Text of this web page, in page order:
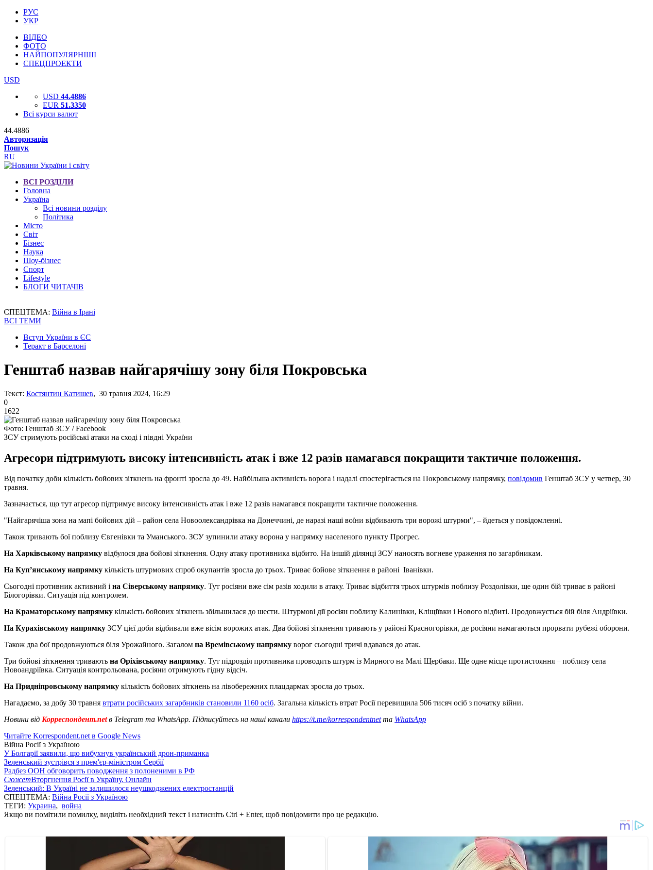
РУС
УКР
ВІДЕО
ФОТО
НАЙПОПУЛЯРНІШІ
СПЕЦПРОЕКТИ
USD
USD 44.4886
EUR 51.3350
Всі курси валют
44.4886
Авторизація
Пошук
RU
ВСІ РОЗДІЛИ
Головна
Україна
Всі новини розділу
Політика
Місто
Світ
Бізнес
Наука
Шоу-бізнес
Спорт
Lifestyle
БЛОГИ ЧИТАЧІВ
СПЕЦТЕМА: Війна в Ірані
ВСІ ТЕМИ
Вступ України в ЄС
Теракт в Барселоні
Генштаб назвав найгарячішу зону біля Покровська
Текст: Костянтин Катишев, 30 травня 2024, 16:29
0
1622
Фото: Генштаб ЗСУ / Facebook
ЗСУ стримують російські атаки на сході і півдні України
Агресори підтримують високу інтенсивність атак і вже 12 разів намагався покращити тактичне положення.
Від початку доби кількість бойових зіткнень на фронті зросла до 49. Найбільша активність ворога і надалі спостерігається на Покровському напрямку, повідомив Генштаб ЗСУ у четвер, 30
травня.
Зазначається, що тут агресор підтримує високу інтенсивність атак і вже 12 разів намагався покращити тактичне положення.
"Найгарячіша зона на мапі бойових дій – район села Новоолександрівка на Донеччині, де наразі наші воїни відбивають три ворожі штурми", – йдеться у повідомленні.
Також тривають бої поблизу Євгенівки та Уманського. ЗСУ зупинили атаку ворона у напрямку населеного пункту Прогрес.
На Харківському напрямку відбулося два бойові зіткнення. Одну атаку противника відбито. На іншій ділянці ЗСУ наносять вогневе ураження по загарбникам.
На Куп’янському напрямку кількість штурмових спроб окупантів зросла до трьох. Триває бойове зіткнення в районі Іванівки.
Сьогодні противник активний і на Сіверському напрямку. Тут росіяни вже сім разів ходили в атаку. Триває відбиття трьох штурмів поблизу Роздолівки, ще один бій триває в районі
Білогорівки. Ситуація під контролем.
На Краматорському напрямку кількість бойових зіткнень збільшилася до шести. Штурмові дії росіян поблизу Калинівки, Кліщіївки і Нового відбиті. Продовжується бій біля Андріївки.
На Курахівському напрямку ЗСУ цієї доби відбивали вже вісім ворожих атак. Два бойові зіткнення тривають у районі Красногорівки, де росіяни намагаються прорвати рубежі оборони.
Також два бої продовжуються біля Урожайного. Загалом на Времівському напрямку ворог сьогодні тричі вдавався до атак.
Три бойові зіткнення тривають на Оріхівському напрямку. Тут підрозділ противника проводить штурм із Мирного на Малі Щербаки. Ще одне місце протистояння – поблизу села
Новоандріївка. Ситуація контрольована, росіяни отримують гідну відсіч.
На Придніпровському напрямку кількість бойових зіткнень на лівобережних плацдармах зросла до трьох.
Нагадаємо, за добу 30 травня втрати російських загарбників становили 1160 осіб. Загальна кількість втрат Росії перевищила 506 тисяч осіб з початку війни.
Новини від Корреспондент.netв Telegram та WhatsApp. Підписуйтесь на наші канали https://t.me/korrespondentnetта WhatsApp
Читайте Korrespondent.net в Google News
Війна Росії з Україною
У Болгарії заявили, що вибухнув український дрон-приманка
Зеленський зустрівся з прем'єр-міністром Сербії
Радбез ООН обговорить поводження з полоненими в РФ
СюжетВторгнення Росії в Україну. Онлайн
Зеленський: В Україні не залишилося неушкоджених електростанцій
СПЕЦТЕМА: Війна Росії з Україною
ТЕГИ: Украина, война
Якщо ви помітили помилку, виділіть необхідний текст і натисніть Ctrl + Enter, щоб повідомити про це редакцію.